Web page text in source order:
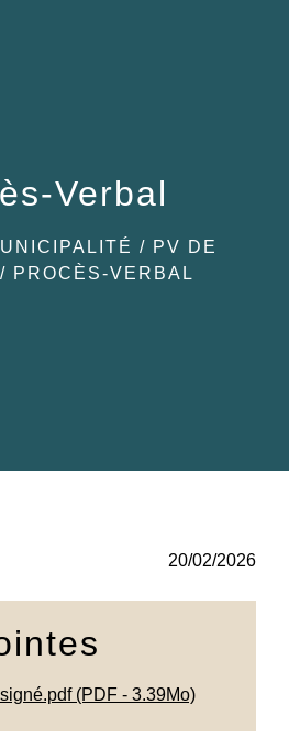
Verbal
/ PV DE
/ PROCÈS-VERBAL
20/02/2026
(PDF - 3.39Mo)